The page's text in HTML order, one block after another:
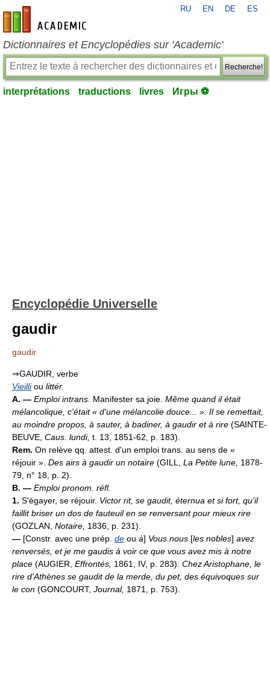
fr-academic.com
RU EN DE ES
Dictionnaires et Encyclopédies sur 'Academic'
Recherche!
interprétations traductions livres Игры ⚽
Encyclopédie Universelle
gaudir
gaudir
⇒GAUDIR, verbe
Vieilli ou littér.
A. — Emploi intrans. Manifester sa joie. Même quand il était
mélancolique, c'était « d'une mélancolie douce... ». Il se remettait,
au moindre propos, à sauter, à badiner, à gaudir et à rire (SAINTE-
BEUVE, Caus. lundi, t. 13, 1851-62, p. 183).
Rem. On relève qq. attest. d'un emploi trans. au sens de «
réjouir ». Des airs à gaudir un notaire (GILL, La Petite lune, 1878-
79, n° 18, p. 2).
B. — Emploi pronom. réfl.
1. S'égayer, se réjouir. Victor rit, se gaudit, éternua et si fort, qu'il
faillit briser un dos de fauteuil en se renversant pour mieux rire
(GOZLAN, Notaire, 1836, p. 231).
— [Constr. avec une prép. de ou à] Vous nous [les nobles] avez
renversés, et je me gaudis à voir ce que vous avez mis à notre
place (AUGIER, Effrontés, 1861, IV, p. 283). Chez Aristophane, le
rire d'Athènes se gaudit de la merde, du pet, des équivoques sur
le con (GONCOURT, Journal, 1871, p. 753).